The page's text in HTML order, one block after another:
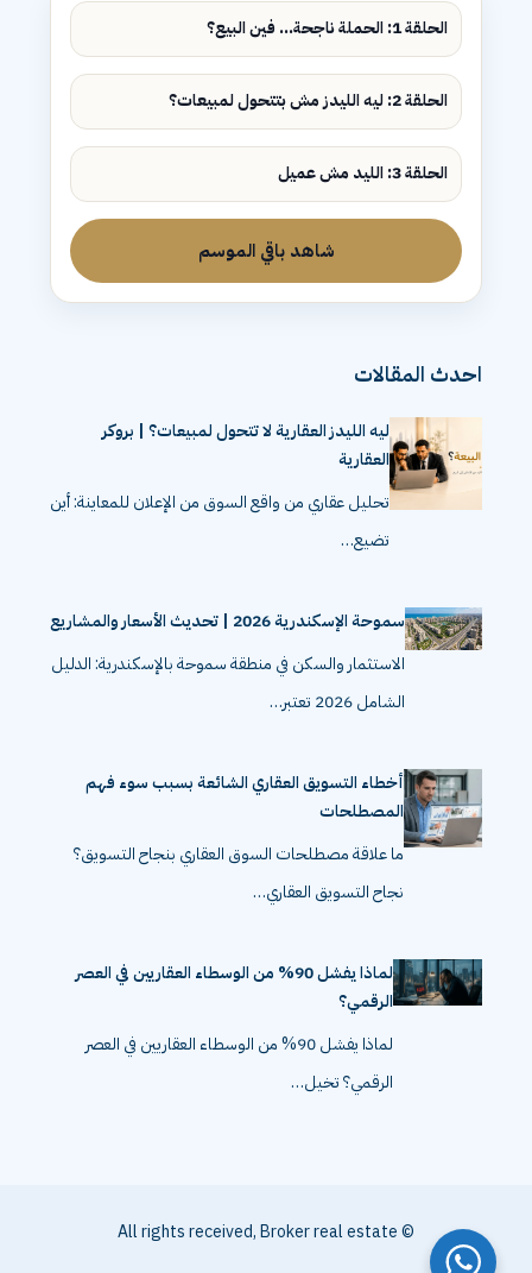
الحلقة 1: الحملة ناجحة... فين البيع؟
الحلقة 2: ليه الليدز مش بتتحول لمبيعات؟
الحلقة 3: الليد مش عميل
شاهد باقي الموسم
احدث المقالات
ليه الليدز العقارية لا تتحول لمبيعات؟ | بروكر
العقارية
تحليل عقاري من واقع السوق من الإعلان للمعاينة: أين
تضيع…
سموحة الإسكندرية 2026 | تحديث الأسعار والمشاريع
الاستثمار والسكن في منطقة سموحة بالإسكندرية: الدليل
الشامل 2026 تعتبر…
أخطاء التسويق العقاري الشائعة بسبب سوء فهم
المصطلحات
ما علاقة مصطلحات السوق العقاري بنجاح التسويق؟
نجاح التسويق العقاري…
لماذا يفشل 90% من الوسطاء العقاريين في العصر
الرقمي؟
لماذا يفشل 90% من الوسطاء العقاريين في العصر
الرقمي؟ تخيل…
© All rights received, Broker real estate